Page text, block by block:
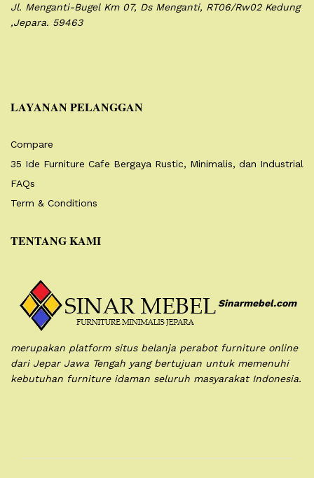
Jl. Menganti-Bugel Km 07, Ds Menganti, RT06/Rw02 Kedung
,Jepara. 59463
LAYANAN PELANGGAN
Compare
35 Ide Furniture Cafe Bergaya Rustic, Minimalis, dan Industrial
FAQs
Term & Conditions
TENTANG KAMI
Sinarmebel.com
merupakan platform situs belanja perabot furniture online
dari Jepar Jawa Tengah yang bertujuan untuk memenuhi
kebutuhan furniture idaman seluruh masyarakat Indonesia.